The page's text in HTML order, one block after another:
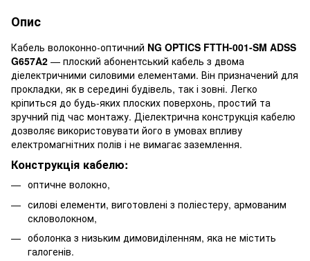
Опис
Кабель волоконно-оптичний NG OPTICS FTTH-001-SM ADSS
G657A2 — плоский абонентський кабель з двома
діелектричними силовими елементами. Він призначений для
прокладки, як в середині будівель, так і зовні. Легко
кріпиться до будь-яких плоских поверхонь, простий та
зручний під час монтажу. Діелектрична конструкція кабелю
дозволяє використовувати його в умовах впливу
електромагнітних полів і не вимагає заземлення.
Конструкція кабелю:
оптичне волокно,
силові елементи, виготовлені з поліестеру, армованим
скловолокном,
оболонка з низьким димовиділенням, яка не містить
галогенів.